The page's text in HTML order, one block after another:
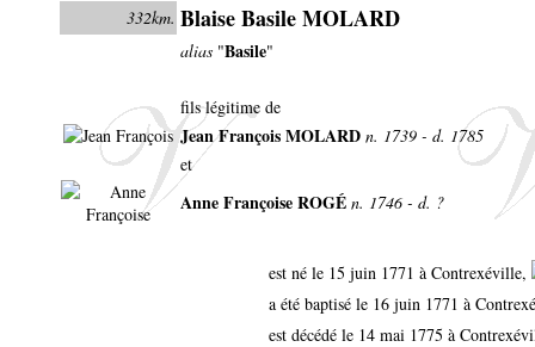
332km. Blaise Basile MOLARD
alias "Basile"
fils légitime de
Jean François MOLARD n. 1739 - d. 1785
et
Anne Françoise ROGÉ n. 1746 - d. ?
est né le 15 juin 1771 à Contrexéville,
a été baptisé le 16 juin 1771 à
est décédé le 14 mai 1775 à